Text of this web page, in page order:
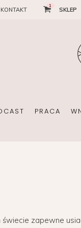
KONTAKT
1
SKLEP
PRACA
zapewne